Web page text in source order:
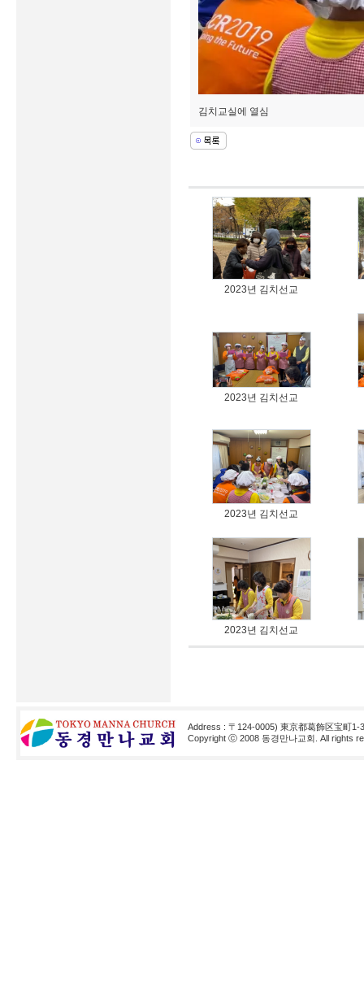
김치교실에 열심
2023년 김치선교
2023년 김치선교
2023년 김치선교
2023년 김치선교
Address : 〒124-0005) 東京都葛飾区宝町1-
Copyright ⓒ 2008 동경만나교회. All rights